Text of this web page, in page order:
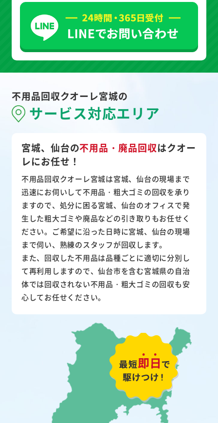
不用品回収クオーレ宮城の
サービス対応エリア
宮城、仙台の不用品・廃品回収はクオー
レにお任せ！
不用品回収クオーレ宮城は宮城、仙台の現場まで
迅速にお伺いして不用品・粗大ゴミの回収を承り
ますので、処分に困る宮城、仙台のオフィスで発
生した粗大ゴミや廃品などの引き取りもお任せく
ださい。ご希望に沿った日時に宮城、仙台の現場
まで伺い、熟練のスタッフが回収します。
また、 回収した不用品は品種ごとに適切に分別し
て再利用 しますので、仙台市を含む宮城県の自治
体では回収されない不用品・粗大ゴミの回収も安
心してお任せください。